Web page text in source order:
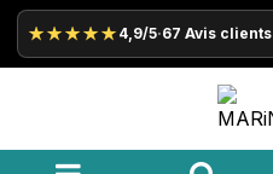
★★★★★ 4,9/5·67 Avis clients